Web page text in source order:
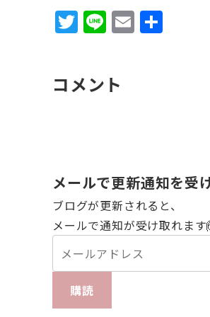
T
w
te
Li
n
E
m
コメント
メールで更新通知を
ブログが更新されると、
メールで通知が受け取れます
購読